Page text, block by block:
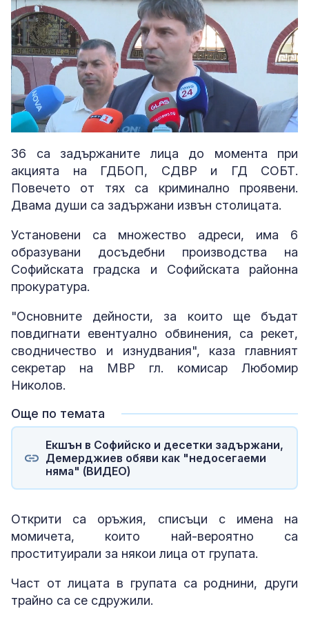
Unmute Loaded:
83.86%
36 са задържаните лица до момента при
акцията на ГДБОП, СДВР и ГД СОБТ.
Повечето от тях са криминално проявени.
Двама души са задържани извън столицата.
Установени са множество адреси, има 6
образувани досъдебни производства на
Софийската градска и Софийската районна
прокуратура.
"Основните дейности, за които ще бъдат
повдигнати евентуално обвинения, са рекет,
сводничество и изнудвания", каза главният
секретар на МВР гл. комисар Любомир
Николов.
Още по темата
Екшън в Софийско и десетки задържани,
Демерджиев обяви как "недосегаеми
няма" (ВИДЕО)
Открити са оръжия, списъци с имена на
момичета, които най-вероятно са
проституирали за някои лица от групата.
Част от лицата в групата са роднини, други
трайно са се сдружили.